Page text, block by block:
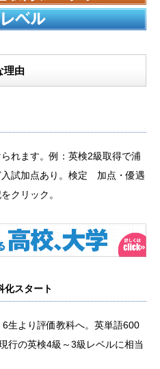
理由
れます。例：英検2級取得で浦
試加点あり。検定 加点・優遇
クリック。
化スタート
生より評価教科へ。英単語600
行の英検4級～3級レベルに相当